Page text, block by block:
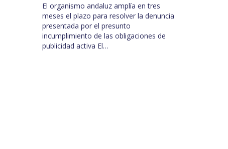
El organismo andaluz amplía en tres
meses el plazo para resolver la denuncia
presentada por el presunto
incumplimiento de las obligaciones de
publicidad activa El…